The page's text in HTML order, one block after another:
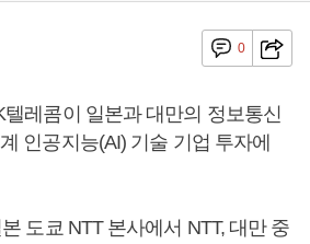
0
텔레콤이 일본과 대만의 정보통신
인공지능(AI) 기술 기업 투자에
도쿄 NTT 본사에서 NTT, 대만 중